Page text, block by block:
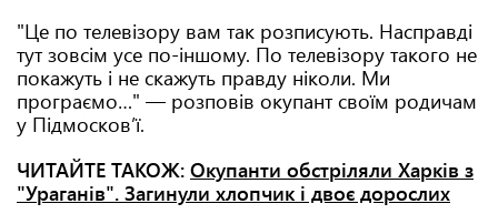
"Це по телевізору вам так розписують. Насправді
тут зовсім усе по-іншому. По телевізору такого не
покажуть і не скажуть правду ніколи. Ми
програємо…" — розповів окупант своїм родичам
у Підмосков’ї.
ЧИТАЙТЕ ТАКОЖ: Окупанти обстріляли Харків з
"Ураганів". Загинули хлопчик і двоє дорослих